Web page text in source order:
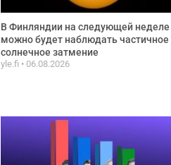
В Финляндии на следующей неделе
можно будет наблюдать частичное
солнечное затмение
yle.fi 06.08.2026